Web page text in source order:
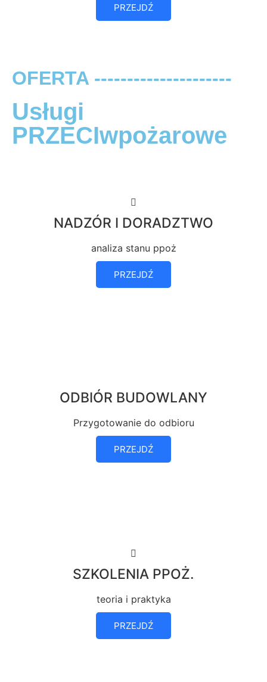
PRZEJDŹ
OFERTA ---------------------
Usługi
PRZECIwpożarowe
NADZÓR I DORADZTWO
analiza stanu ppoż
PRZEJDŹ
ODBIÓR BUDOWLANY
Przygotowanie do odbioru
PRZEJDŹ
SZKOLENIA PPOŻ.
teoria i praktyka
PRZEJDŹ